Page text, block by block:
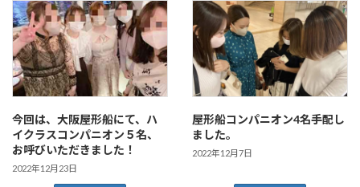
今回は、大阪屋形船にて、ハ
イクラスコンパニオン５名、
お呼びいただきました！
2022年12月23日
屋形船コンパニオン4名手配し
ました。
2022年12月7日